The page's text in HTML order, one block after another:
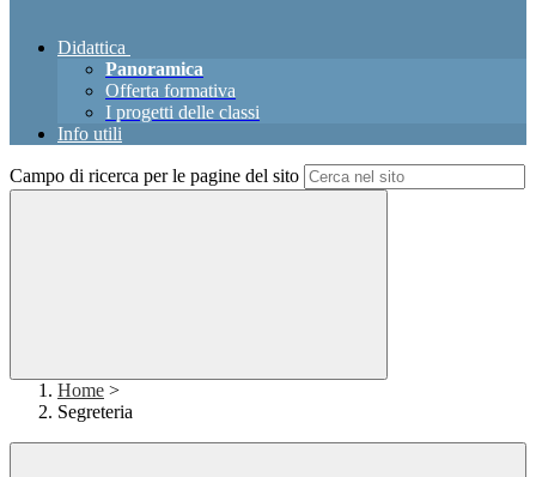
Didattica
Panoramica
Offerta formativa
I progetti delle classi
Info utili
Campo di ricerca per le pagine del sito
Home >
Segreteria